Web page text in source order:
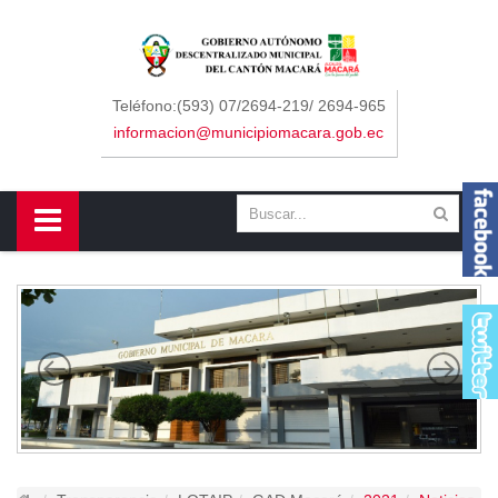
Teléfono:(593) 07/2694-219/ 2694-965
informacion@municipiomacara.gob.ec
Sidebar Menu
Concejo
Departamentos
Contáctenos
Cantón
Himno a Macará
Símbolos Patrios
Gastronomía